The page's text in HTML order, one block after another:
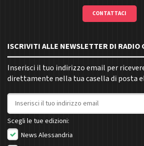
CONTATTACI
ISCRIVITI ALLE NEWSLETTER DI RADIO
Inserisci il tuo indirizzo email per
direttamente nella tua casella di posta
Indirizzo email
Scegli le tue edizioni:
News Alessandria